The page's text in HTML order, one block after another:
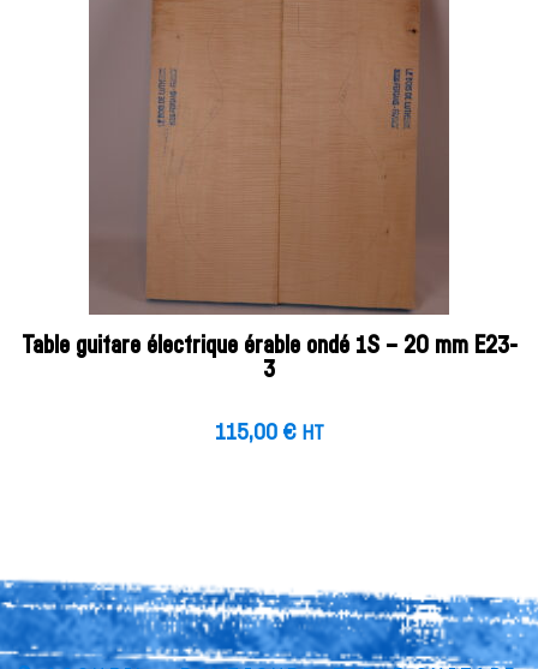
Table guitare électrique érable ondé 1S – 20 mm E23-
3
115,00 € HT